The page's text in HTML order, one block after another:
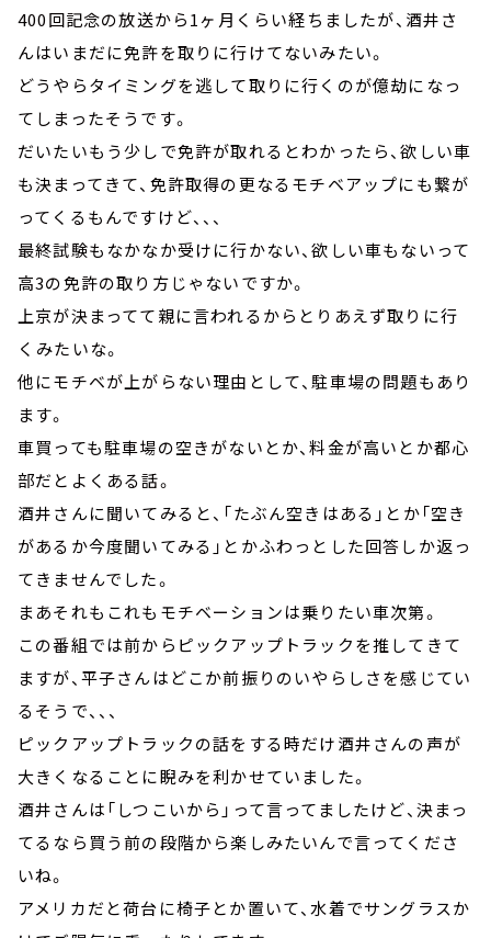
400回記念の放送から1ヶ月くらい経ちましたが、酒井さ
んはいまだに免許を取りに行けてないみたい。
どうやらタイミングを逃して取りに行くのが億劫になっ
てしまったそうです。
だいたいもう少しで免許が取れるとわかったら、欲しい車
も決まってきて、免許取得の更なるモチベアップにも繋が
ってくるもんですけど、、、
最終試験もなかなか受けに行かない、欲しい車もないって
高3の免許の取り方じゃないですか。
上京が決まってて親に言われるからとりあえず取りに行
くみたいな。
他にモチベが上がらない理由として、駐車場の問題もあり
ます。
車買っても駐車場の空きがないとか、料金が高いとか都心
部だとよくある話。
酒井さんに聞いてみると、「たぶん空きはある」とか「空き
があるか今度聞いてみる」とかふわっとした回答しか返っ
てきませんでした。
まあそれもこれもモチベーションは乗りたい車次第。
この番組では前からピックアップトラックを推してきて
ますが、平子さんはどこか前振りのいやらしさを感じてい
るそうで、、、
ピックアップトラックの話をする時だけ酒井さんの声が
大きくなることに睨みを利かせていました。
酒井さんは「しつこいから」って言ってましたけど、決まっ
てるなら買う前の段階から楽しみたいんで言ってくださ
いね。
アメリカだと荷台に椅子とか置いて、水着でサングラスか